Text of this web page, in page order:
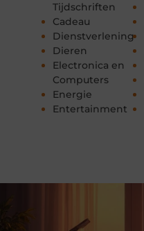
Tijdschriften
Cadeau
Dienstverlening
Dieren
Electronica en
Computers
Energie
Entertainment